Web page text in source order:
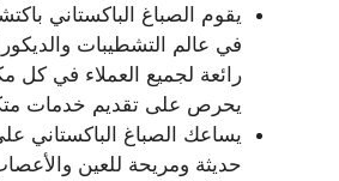
يقوم الصباغ الباكستاني
في عالم التشطيبات
رائعة لجميع العملاء في كل
يحرص على تقديم خدمات
يساعك الصباغ الباكستاني
حديثة ومريحة للعين